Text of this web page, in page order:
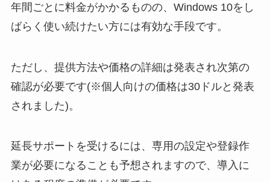
年間ごとに料金がかかるものの、Windows 10をし
ばらく使い続けたい方には有効な手段です。
ただし、提供方法や価格の詳細は発表され次第の
確認が必要です(※個人向けの価格は30ドルと発表
されました)。
延長サポートを受けるには、専用の設定や登録作
業が必要になることも予想されますので、導入に